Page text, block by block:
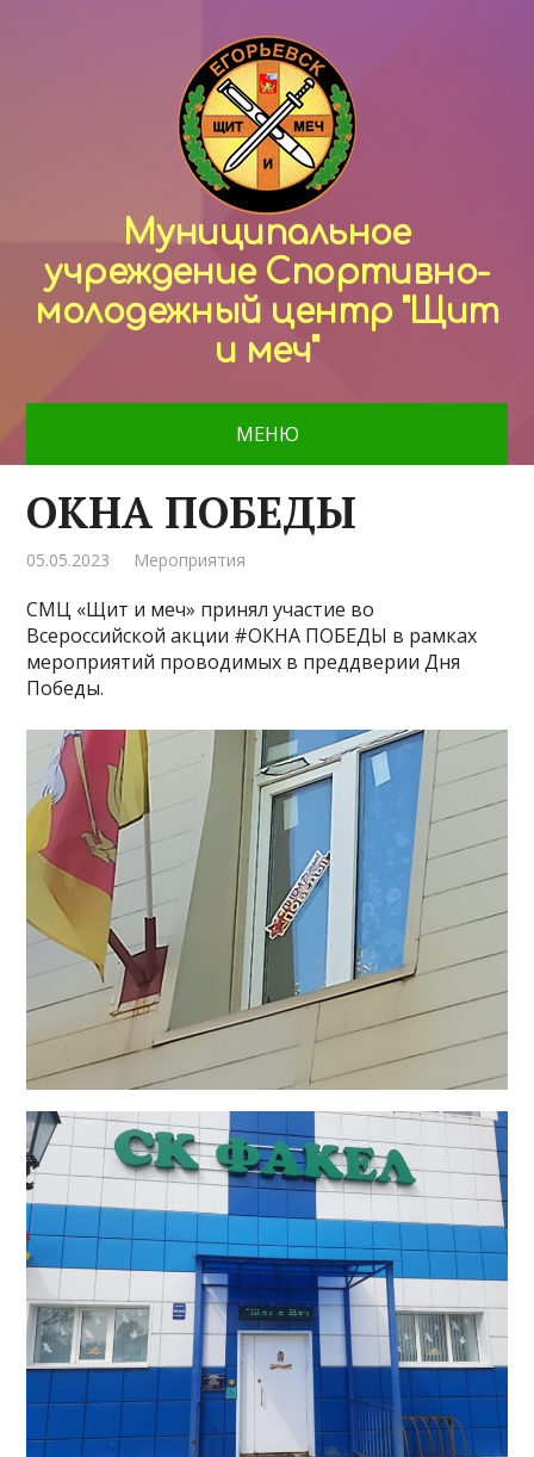
Муниципальное
учреждение Спортивно-
молодежный центр "Щит
и меч"
МЕНЮ
ОКНА ПОБЕДЫ
05.05.2023 Мероприятия
СМЦ «Щит и меч» принял участие во
Всероссийской акции #ОКНА ПОБЕДЫ в рамках
мероприятий проводимых в преддверии Дня
Победы.